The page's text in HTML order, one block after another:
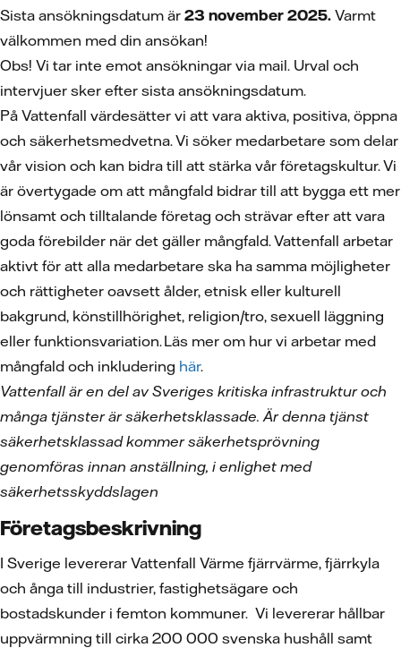
Sista ansökningsdatum är 23 november 2025. Varmt
välkommen med din ansökan!
Obs! Vi tar inte emot ansökningar via mail. Urval och
intervjuer sker efter sista ansökningsdatum.
På Vattenfall värdesätter vi att vara aktiva, positiva, öppna
och säkerhetsmedvetna. Vi söker medarbetare som delar
vår vision och kan bidra till att stärka vår företagskultur. Vi
är övertygade om att mångfald bidrar till att bygga ett mer
lönsamt och tilltalande företag och strävar efter att vara
goda förebilder när det gäller mångfald. Vattenfall arbetar
aktivt för att alla medarbetare ska ha samma möjligheter
och rättigheter oavsett ålder, etnisk eller kulturell
bakgrund, könstillhörighet, religion/tro, sexuell läggning
eller funktionsvariation. Läs mer om hur vi arbetar med
mångfald och inkludering här.
Vattenfall är en del av Sveriges kritiska infrastruktur och
många tjänster är säkerhetsklassade. Är denna tjänst
säkerhetsklassad kommer säkerhetsprövning
genomföras innan anställning, i enlighet med
säkerhetsskyddslagen
Företagsbeskrivning
I Sverige levererar Vattenfall Värme fjärrvärme, fjärrkyla
och ånga till industrier, fastighetsägare och
bostadskunder i femton kommuner. Vi levererar hållbar
uppvärmning till cirka 200 000 svenska hushåll samt